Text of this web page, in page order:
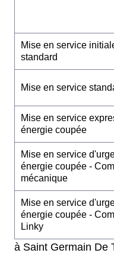
Mise en service
standard
Mise en service
Mise en service
énergie coupée
Mise en service
énergie coupée -
mécanique
Mise en service
énergie coupée -
Linky
à Saint Germain De